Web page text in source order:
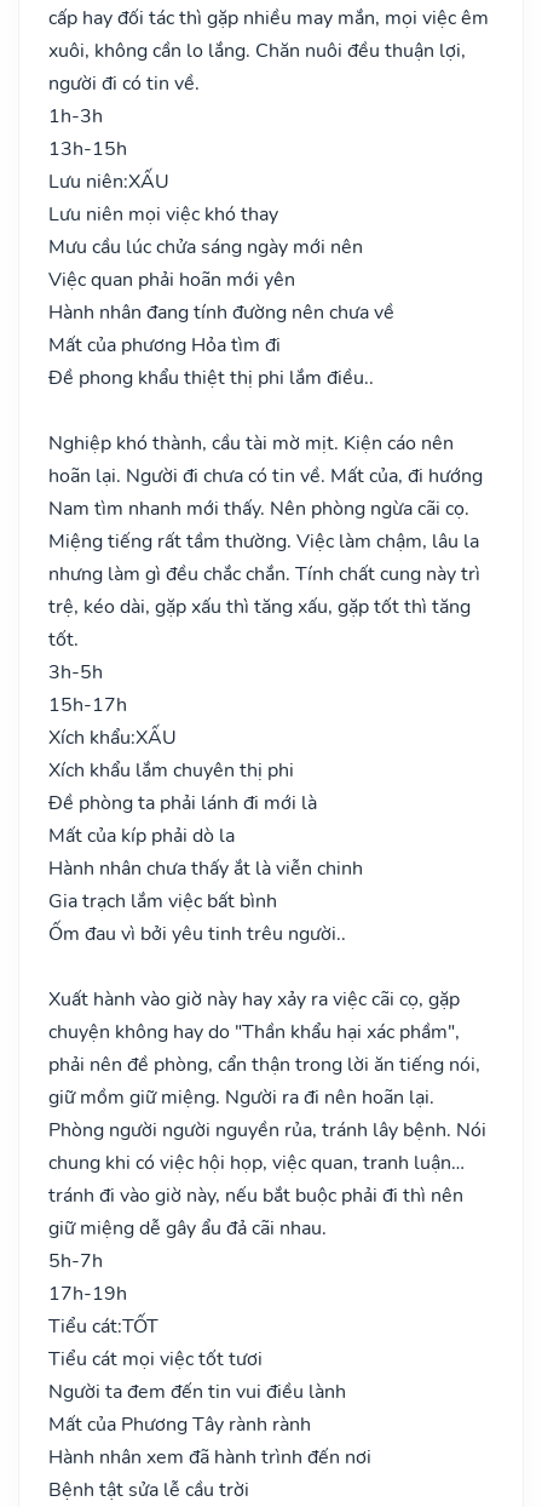
cấp hay đối tác thì gặp nhiều may mắn, mọi việc êm
xuôi, không cần lo lắng. Chăn nuôi đều thuận lợi,
người đi có tin về.
1h-3h
13h-15h
Lưu niên:XẤU
Lưu niên mọi việc khó thay
Mưu cầu lúc chửa sáng ngày mới nên
Việc quan phải hoãn mới yên
Hành nhân đang tính đường nên chưa về
Mất của phương Hỏa tìm đi
Đề phong khẩu thiệt thị phi lắm điều..
Nghiệp khó thành, cầu tài mờ mịt. Kiện cáo nên
hoãn lại. Người đi chưa có tin về. Mất của, đi hướng
Nam tìm nhanh mới thấy. Nên phòng ngừa cãi cọ.
Miệng tiếng rất tầm thường. Việc làm chậm, lâu la
nhưng làm gì đều chắc chắn. Tính chất cung này trì
trệ, kéo dài, gặp xấu thì tăng xấu, gặp tốt thì tăng
tốt.
3h-5h
15h-17h
Xích khẩu:XẤU
Xích khẩu lắm chuyên thị phi
Đề phòng ta phải lánh đi mới là
Mất của kíp phải dò la
Hành nhân chưa thấy ắt là viễn chinh
Gia trạch lắm việc bất bình
Ốm đau vì bởi yêu tinh trêu người..
Xuất hành vào giờ này hay xảy ra việc cãi cọ, gặp
chuyện không hay do "Thần khẩu hại xác phầm",
phải nên đề phòng, cẩn thận trong lời ăn tiếng nói,
giữ mồm giữ miệng. Người ra đi nên hoãn lại.
Phòng người người nguyền rủa, tránh lây bệnh. Nói
chung khi có việc hội họp, việc quan, tranh luận…
tránh đi vào giờ này, nếu bắt buộc phải đi thì nên
giữ miệng dễ gây ẩu đả cãi nhau.
5h-7h
17h-19h
Tiểu cát:TỐT
Tiểu cát mọi việc tốt tươi
Người ta đem đến tin vui điều lành
Mất của Phương Tây rành rành
Hành nhân xem đã hành trình đến nơi
Bệnh tật sửa lễ cầu trời